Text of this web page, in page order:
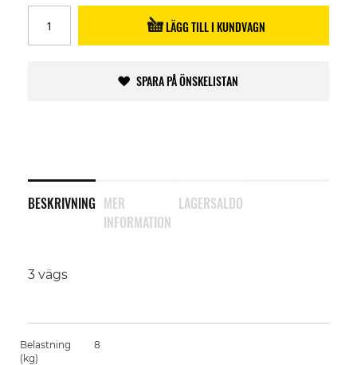
LÄGG TILL I KUNDVAGN
SPARA PÅ ÖNSKELISTAN
BESKRIVNING
3 vägs
MER
INFORMATION
LAGERSALDO
Belastning
(kg)
8